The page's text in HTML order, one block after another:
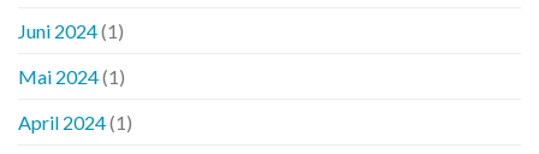
Juni 2024(1)
Mai 2024(1)
April 2024(1)